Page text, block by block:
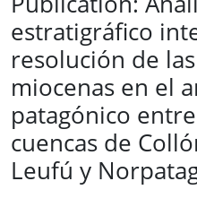
estratigráfico
resolución de
miocenas en el
patagónico entre
cuencas de
Leufú y